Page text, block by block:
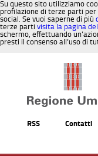
Su questo sito utilizziamo
profilazione di terze parti
social. Se vuoi saperne di più
terze parti visita la pagina
schermo, effettuando
presti il consenso all’uso di
RSS Contatti